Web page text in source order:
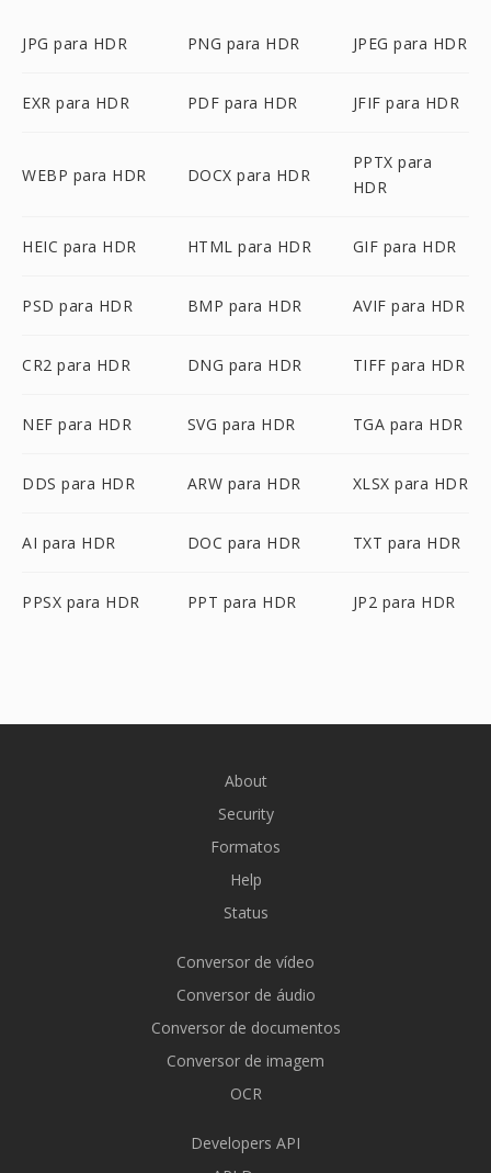
JPG para HDR PNG para HDR JPEG para HDR
EXR para HDR PDF para HDR JFIF para HDR
WEBP para HDR DOCX para HDR
PPTX para
HDR
HEIC para HDR HTML para HDR GIF para HDR
PSD para HDR BMP para HDR AVIF para HDR
CR2 para HDR DNG para HDR TIFF para HDR
NEF para HDR SVG para HDR TGA para HDR
DDS para HDR ARW para HDR XLSX para HDR
AI para HDR DOC para HDR TXT para HDR
PPSX para HDR PPT para HDR JP2 para HDR
About
Security
Formatos
Help
Status
Conversor de vídeo
Conversor de áudio
Conversor de documentos
Conversor de imagem
OCR
Developers API